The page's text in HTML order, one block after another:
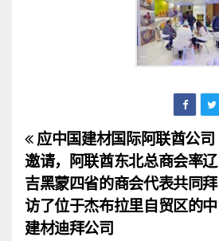
文
章
导
应中国建材国际阿联酋公司
邀请，阿联酋东北总商会率辽
吉黑蒙四省的商会代表共同拜
访了位于杰布拉里自贸区的中
建材迪拜公司